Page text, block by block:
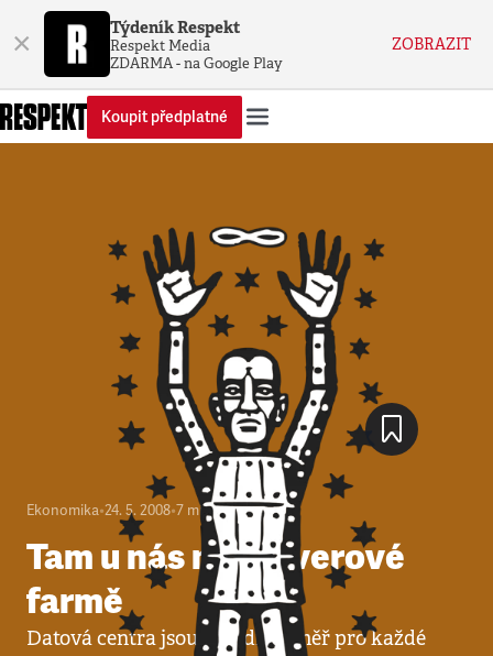
× Týdeník Respekt
Respekt Media
ZDARMA - na Google Play
ZOBRAZIT
Koupit předplatné
Ekonomika•24. 5. 2008•7 minut
Tam u nás na serverové
farmě
Datová centra jsou zásadní téměř pro každé